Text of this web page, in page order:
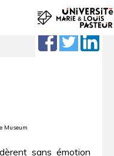
les
Museum
sans émotion